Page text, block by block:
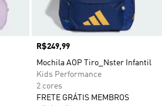
Preço
R$249,99
Mochila AOP Tiro_Nster Infantil
Kids Performance
2 cores
FRETE GRÁTIS MEMBROS